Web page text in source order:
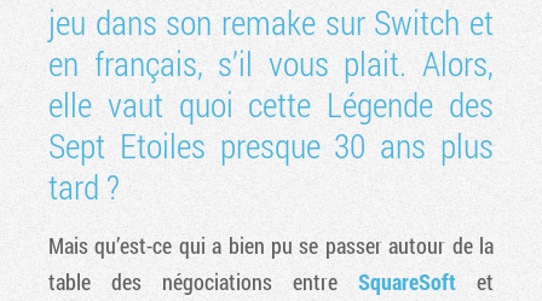
jeu dans son remake sur Switch et
en français, s’il vous plait. Alors,
elle vaut quoi cette Légende des
Sept Etoiles presque 30 ans plus
tard ?
Mais qu’est-ce qui a bien pu se passer autour de la
table des négociations entre SquareSoft et